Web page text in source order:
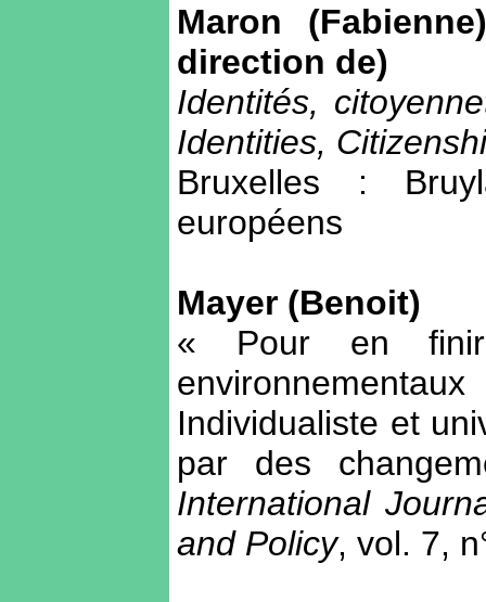
Maron
direction de)
Identités,
Identities,
Bruxelles :
européens
Mayer (Benoit)
« Pour en
Individualiste et
par des
International
and Policy, vol. 7,